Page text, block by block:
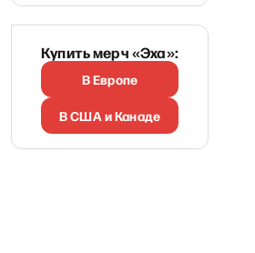
Купить мерч «Эха»:
В Европе
В США и Канаде